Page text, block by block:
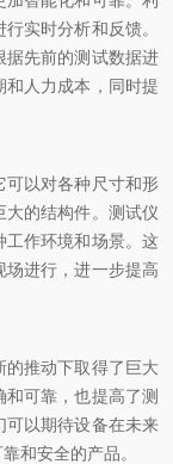
实时分析和反馈。
据先前的测试数据进
人力成本，同时提
以对各种尺寸和形
的结构件。测试仪
工作环境和场景。这
进行，进一步提高
推动下取得了巨大
可靠，也提高了测
可以期待设备在未来
和安全的产品。